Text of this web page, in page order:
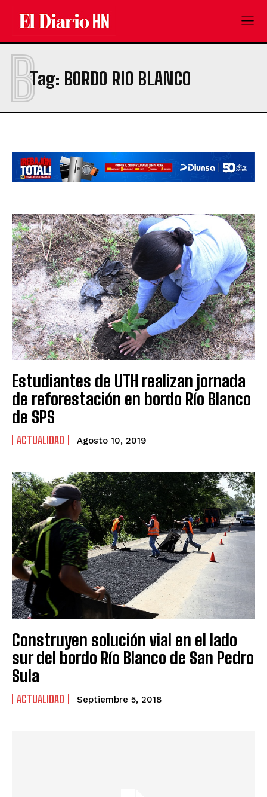
Tag: BORDO RIO BLANCO
B
Estudiantes de UTH realizan jornada
de reforestación en bordo Río Blanco
de SPS
ACTUALIDAD Agosto 10, 2019
Construyen solución vial en el lado
sur del bordo Río Blanco de San Pedro
Sula
ACTUALIDAD Septiembre 5, 2018